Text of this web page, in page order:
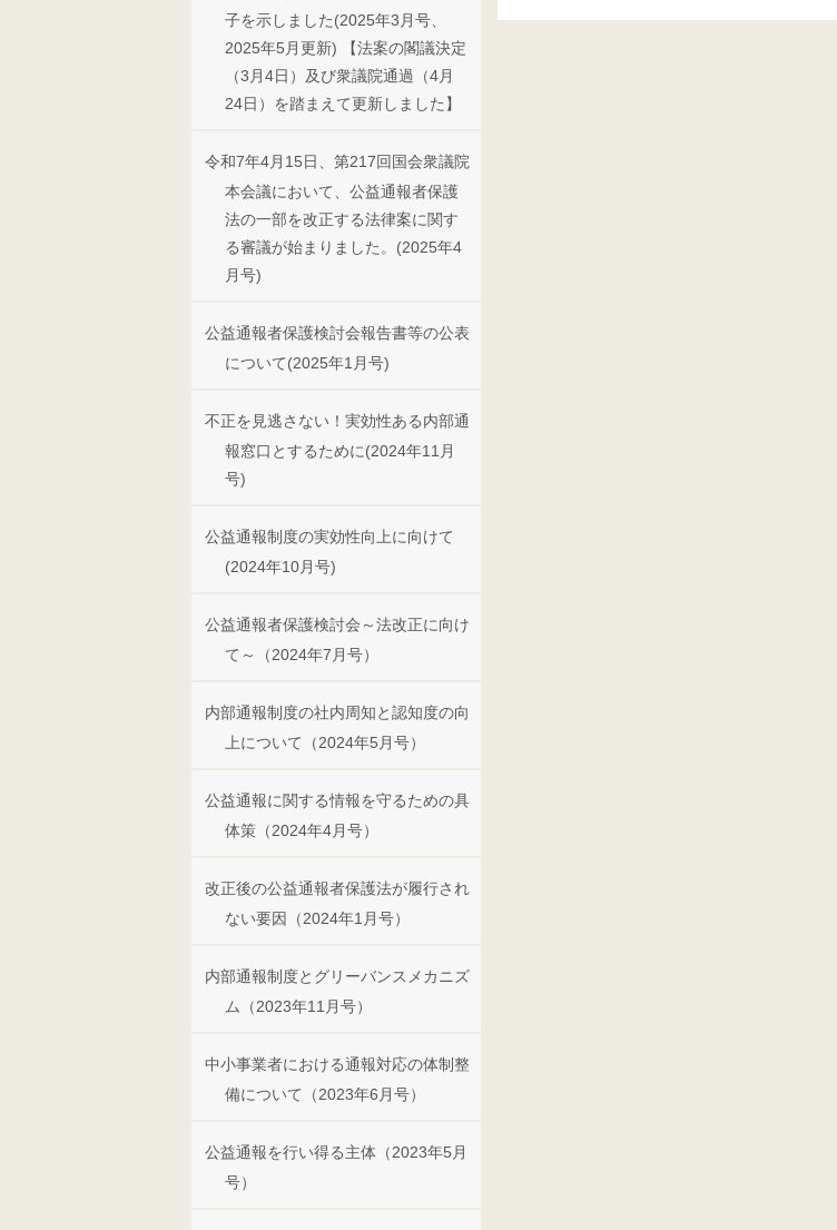
子を示しました(2025年3月号、
2025年5月更新) 【法案の閣議決定
（3月4日）及び衆議院通過（4月
24日）を踏まえて更新しました】
令和7年4月15日、第217回国会衆議院
本会議において、公益通報者保護
法の一部を改正する法律案に関す
る審議が始まりました。(2025年4
月号)
公益通報者保護検討会報告書等の公表
について(2025年1月号)
不正を見逃さない！実効性ある内部通
報窓口とするために(2024年11月
号)
公益通報制度の実効性向上に向けて
(2024年10月号)
公益通報者保護検討会～法改正に向け
て～（2024年7月号）
内部通報制度の社内周知と認知度の向
上について（2024年5月号）
公益通報に関する情報を守るための具
体策（2024年4月号）
改正後の公益通報者保護法が履行され
ない要因（2024年1月号）
内部通報制度とグリーバンスメカニズ
ム（2023年11月号）
中小事業者における通報対応の体制整
備について（2023年6月号）
公益通報を行い得る主体（2023年5月
号）